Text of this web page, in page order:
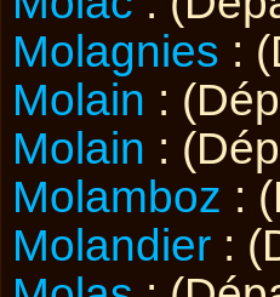
Molagnies :
Molain :
Molain :
Molamboz :
Molandier :